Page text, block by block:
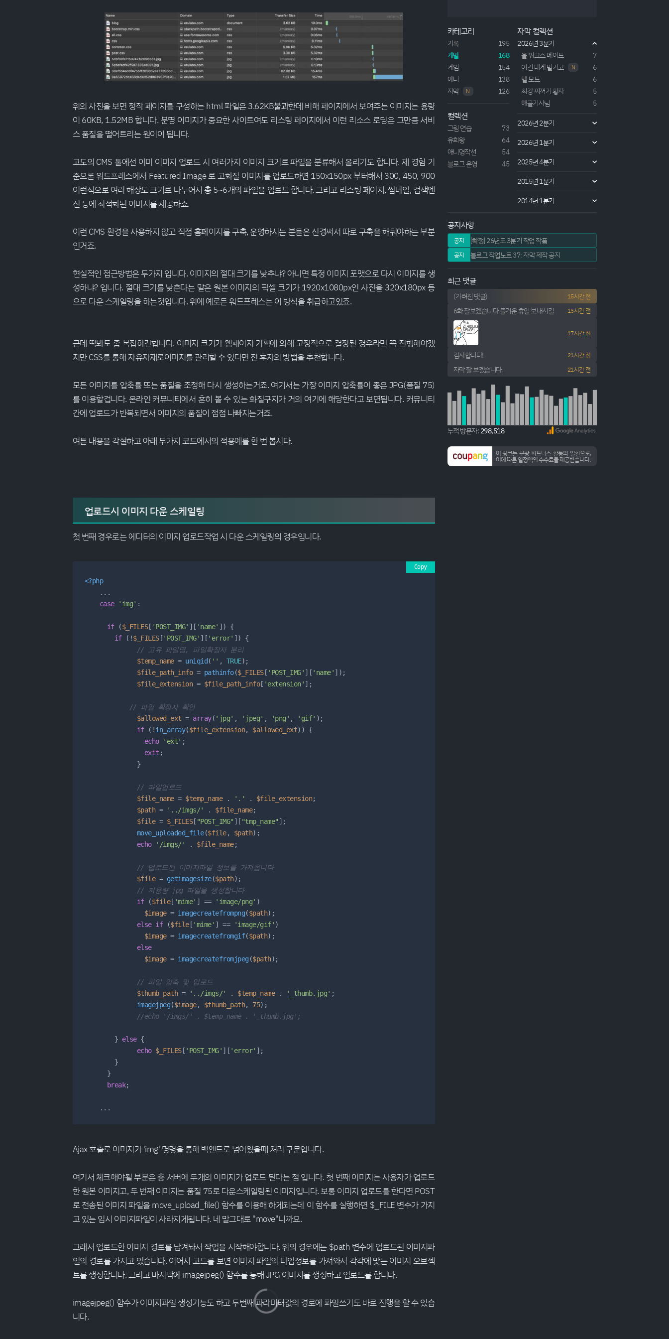
위의 사진을 보면 정작 페이지를 구성하는 html 파일은 3.62KB불과한데 비해 페이지에서 보여주는 이미지는 용량
이 60KB, 1.52MB 합니다. 분명 이미지가 중요한 사이트여도 리스팅 페이지에서 이런 리소스 로딩은 그만큼 서비
스 품질을 떨어트리는 원이이 됩니다.
고도의 CMS 툴에선 이미 이미지 업로드 시 여러가지 이미지 크기로 파일을 분류해서 올리기도 합니다. 제 경험 기
준으론 워드프레스에서 Featured Image 로 고화질 이미지를 업로드하면 150x150px 부터해서 300, 450, 900
이런식으로 여러 해상도 크기로 나누어서 총 5~6개의 파일을 업로드 합니다. 그리고 리스팅 페이지, 썸네일, 검색엔
진 등에 최적화된 이미지를 제공하죠.
이런 CMS 환경을 사용하지 않고 직접 홈페이지를 구축, 운영하시는 분들은 신경써서 따로 구축을 해둬야하는 부분
인거죠.
현실적인 접근방법은 두가지 입니다. 이미지의 절대 크기를 낮추냐? 아니면 특정 이미지 포맷으로 다시 이미지를 생
성하냐? 입니다. 절대 크기를 낮춘다는 말은 원본 이미지의 픽셀 크기가 1920x1080px인 사진을 320x180px 등
으로 다운 스케일링을 하는것입니다. 위에 예로든 워드프레스는 이 방식을 취급하고있죠.
근데 딱봐도 좀 복잡하긴합니다. 이미지 크기가 웹페이지 기획에 의해 고정적으로 결정된 경우라면 꼭 진행해야겠
지만 CSS를 통해 자유자재로이미지를 관리할 수 있다면 전 후자의 방법을 추천합니다.
모든 이미지를 압축률 또는 품질을 조정해 다시 생성하는거죠. 여기서는 가장 이미지 압축률이 좋은 JPG(품질 75)
를 이용할겁니다. 온라인 커뮤니티에서 흔히 볼 수 있는 화질구지가 거의 여기에 해당한다고 보면됩니다. 커뮤니티
간에 업로드가 반복되면서 이미지의 품질이 점점 나빠지는거죠.
여튼 내용을 각설하고 아래 두가지 코드에서의 적용예를 한 번 봅시다.
업로드시 이미지 다운 스케일링
첫 번째 경우로는 에디터의 이미지 업로드작업 시 다운 스케일링의 경우입니다.
<?php
    ...
case
'img' :
if ($_FILES[ 'POST_IMG' ][ 'name' ]) {
if (!$_FILES[ 'POST_IMG' ][ 'error' ]) {
// 고유 파일명, 파일확장자 분리
$temp_name = uniqid ( '' , TRUE);
$file_path_info = pathinfo($_FILES[ 'POST_IMG' ][ 'name' ]);
$file_extension = $file_path_info[ 'extension' ];
// 파일 확장자 확인
$allowed_ext = array( 'jpg' , 'jpeg' , 'png' , 'gif' );
if (!in_array($file_extension, $allowed_ext)) {
echo
'ext' ;
exit ;
              }
// 파일업로드
$file_name = $temp_name . '.' . $file_extension;
$path = '../imgs/' . $file_name;
$file = $_FILES[ "POST_IMG" ][ "tmp_name" ];
move_uploaded_file($file, $path);
echo
'/imgs/' . $file_name;
// 업로드된 이미지파일 정보를 가져옵니다
$file = getimagesize($path);
// 저용량 jpg 파일을 생성합니다
if ($file[ 'mime' ] == 'image/png' )
$image = imagecreatefrompng($path);
else if ($file[ 'mime' ] == 'image/gif' )
$image = imagecreatefromgif($path);
else
$image = imagecreatefromjpeg ($path);
// 파일 압축 및 업로드
$thumb_path = '../imgs/' . $temp_name . '_thumb.jpg' ;
imagejpeg($image, $thumb_path, 75);
//echo '/imgs/' . $temp_name . '_thumb.jpg';
        }
else {
echo $_FILES[ 'POST_IMG' ][ 'error' ];
        }
      }
break;
    ...
Copy
Ajax 호출로 이미지가 'img' 명령을 통해 백엔드로 넘어왔을때 처리 구문입니다.
여기서 체크해야될 부분은 총 서버에 두개의 이미지가 업로드 된다는 점 입니다. 첫 번째 이미지는 사용자가 업로드
한 원본 이미지고, 두 번째 이미지는 품질 75로 다운스케일링된 이미지입니다. 보통 이미지 업로드를 한다면 POST
로 전송된 이미지 파일을 move_upload_file() 함수를 이용해 하게되는데 이 함수를 실행하면 $_FILE 변수가 가지
고 있는 임시 이미지파일이 사라지게됩니다. 네 말그대로 "move"니까요.
그래서 업로드한 이미지 경로를 남겨놔서 작업을 시작해야합니다. 위의 경우에는 $path 변수에 업로드된 이미지파
일의 경로를 가지고 있습니다. 이어서 코드를 보면 이미지 파일의 타입정보를 가져와서 각각에 맞는 이미지 오브젝
트를 생성합니다. 그리고 마지막에 imagejpeg() 함수를 통해 JPG 이미지를 생성하고 업로드를 합니다.
imagejpeg() 함수가 이미지파일 생성기능도 하고 두번째 파라미터값의 경로에 파일쓰기도 바로 진행을 할 수 있습
니다.
왕국을 건설하기위해, 그리고 자신의 여신을 찾기 위
해 전생을 하게된다. 이후 메인 히로인 '리세리아'의 발
견으로 전생 후의 마왕을 발견하게 되었는데, 이전의
언...
카테고리
기록
195
개발
168
게임
154
애니
138
자막
N 126
컬렉션
그림 연습
73
유희왕
64
애니명작선
54
블로그 운영
45
자막 컬렉션
2026년 3분기
올 워크스 메이드
7
여긴 내게 맡기고
N
6
헬 모드
6
최강 찌꺼기 황자
5
해골기사님
5
2026년 2분기
2026년 1분기
2025년 4분기
2015년 1분기
2014년 1분기
공지사항
공지 [확정] 26년도 3분기 작업 작품
공지 블로그 작업노트 37: 자막 제작 공지
최근 댓글
(가려진 댓글) 15시간 전
6화 잘보겠습니다 즐거운 휴일 보내시길 15시간 전
17시간 전
감사합니다! 21시간 전
자막 잘 보겠습니다. 21시간 전
누적 방문자: 298,518
이 링크는 쿠팡 파트너스 활동의 일환으로,
이에 따른 일정액의 수수료를 제공받습니다.